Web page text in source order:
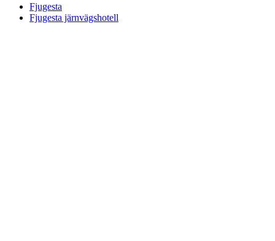
Fjugesta
Fjugesta järnvägshotell